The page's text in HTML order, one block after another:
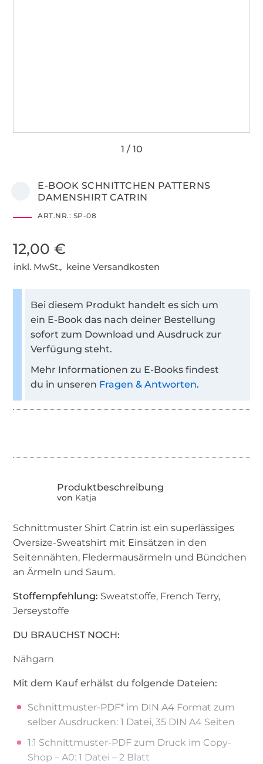
E-BOOK SCHNITTCHEN PATTERNS
DAMENSHIRT CATRIN
ART.NR.: SP-08
12,00 €
inkl. MwSt., keine Versandkosten
Bei diesem Produkt handelt es sich um
ein E-Book das nach deiner Bestellung
sofort zum Download und Ausdruck zur
Verfügung steht.
Mehr Informationen zu E-Books findest
du in unseren Fragen & Antworten.
von Katja
Schnittmuster Shirt Catrin ist ein superlässiges
Oversize-Sweatshirt mit Einsätzen in den
Seitennähten, Fledermausärmeln und Bündchen
an Ärmeln und Saum.
Stoffempfehlung: Sweatstoffe, French Terry,
Jerseystoffe
DU BRAUCHST NOCH:
Nähgarn
Mit dem Kauf erhälst du folgende Dateien:
Schnittmuster-PDF* im DIN A4 Format zum
selber Ausdrucken: 1 Datei, 35 DIN A4 Seiten
1:1 Schnittmuster-PDF zum Druck im Copy-
Shop – A0: 1 Datei – 2 Blatt